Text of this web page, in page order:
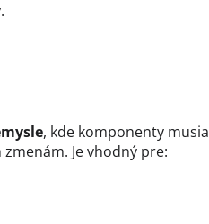
, kde komponenty musia
Je vhodný pre: